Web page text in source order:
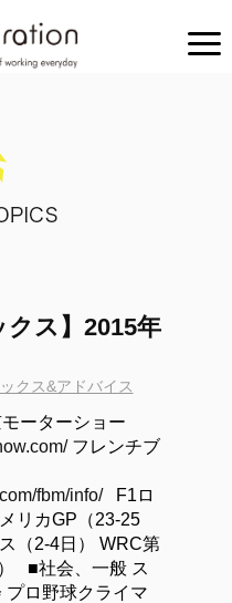
クス】2015年
クス&アドバイス
ーターショー
フレンチブ
fbm/info/F1ロ
リカGP（23-25
（2-4日） WRC第
■社会、一般 ス
プロ野球クライマ